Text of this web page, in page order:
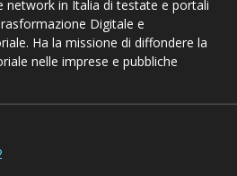
network in Italia di testate e portali
Digitale e
Ha la missione di diffondere la
nelle imprese e pubbliche